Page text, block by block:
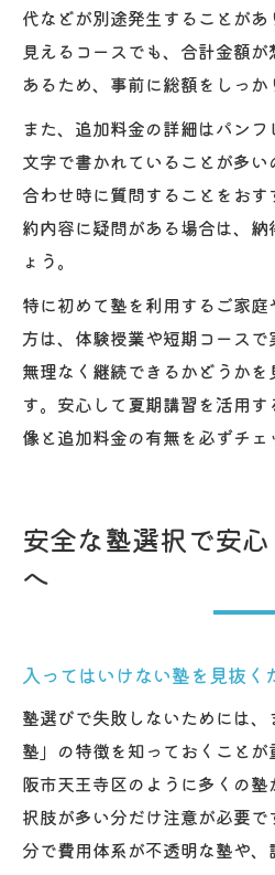
代などが別途発生することが
見えるコースでも、合計金額
あるため、事前に総額をしっか
また、追加料金の詳細はパン
文字で書かれていることが多
合わせ時に質問することをお
約内容に疑問がある場合は、
ょう。
特に初めて塾を利用するご家
方は、体験授業や短期コースで
無理なく継続できるかどうか
す。安心して夏期講習を活用
像と追加料金の有無を必ずチェ
安全な塾選択で安
へ
入ってはいけない塾を見抜く
塾選びで失敗しないためには
塾」の特徴を知っておくこと
阪市天王寺区のように多くの
択肢が多い分だけ注意が必要
分で費用体系が不透明な塾や